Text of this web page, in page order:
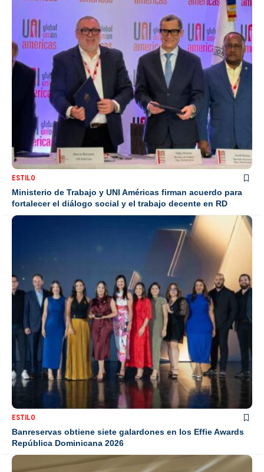
ESTILO
Ministerio de Trabajo y UNI Américas firman acuerdo para
fortalecer el diálogo social y el trabajo decente en RD
ESTILO
Banreservas obtiene siete galardones en los Effie Awards
República Dominicana 2026